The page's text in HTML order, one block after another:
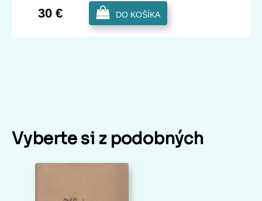
30 € DO KOŠÍKA
Vyberte si z podobných